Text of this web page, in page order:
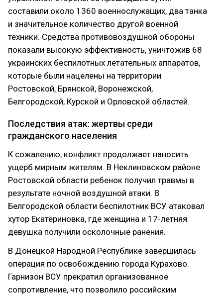
составили около 1360 военнослужащих, два танка
и значительное количество другой военной
техники. Средства противовоздушной обороны
показали высокую эффективность, уничтожив 68
украинских беспилотных летательных аппаратов,
которые были нацелены на территории
Ростовской, Брянской, Воронежской,
Белгородской, Курской и Орловской областей.
Последствия атак: жертвы среди
гражданского населения
К сожалению, конфликт продолжает наносить
ущерб мирным жителям. В Неклиновском районе
Ростовской области ребенок получил травмы в
результате ночной воздушной атаки. В
Белгородской области беспилотник ВСУ атаковал
хутор Екатериновка, где женщина и 17-летняя
девушка получили осколочные ранения.
В Донецкой Народной Республике завершилась
операция по освобождению города Курахово.
Гарнизон ВСУ прекратил организованное
сопротивление, что позволило российским